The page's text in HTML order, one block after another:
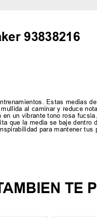
93838216
Estas medias
al caminar y reduce
un vibrante tono rosa
que la media se baje
para mantener
TE